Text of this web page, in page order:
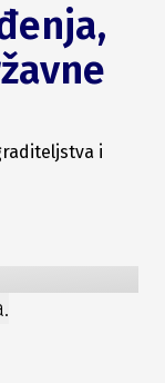
i